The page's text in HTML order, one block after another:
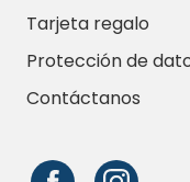
Tarjeta regalo
Protección de
Contáctanos